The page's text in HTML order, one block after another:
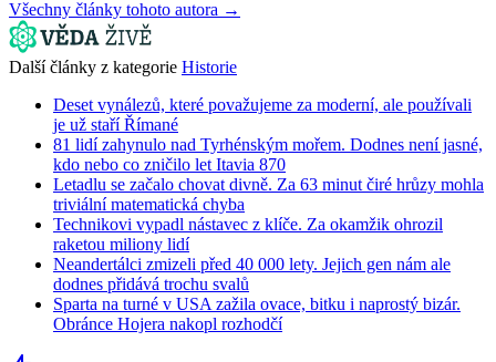
Všechny články tohoto autora →
Další články z kategorie Historie
Deset vynálezů, které považujeme za moderní, ale používali
je už staří Římané
81 lidí zahynulo nad Tyrhénským mořem. Dodnes není jasné,
kdo nebo co zničilo let Itavia 870
Letadlu se začalo chovat divně. Za 63 minut čiré hrůzy mohla
triviální matematická chyba
Technikovi vypadl nástavec z klíče. Za okamžik ohrozil
raketou miliony lidí
Neandertálci zmizeli před 40 000 lety. Jejich gen nám ale
dodnes přidává trochu svalů
Sparta na turné v USA zažila ovace, bitku i naprostý bizár.
Obránce Hojera nakopl rozhodčí